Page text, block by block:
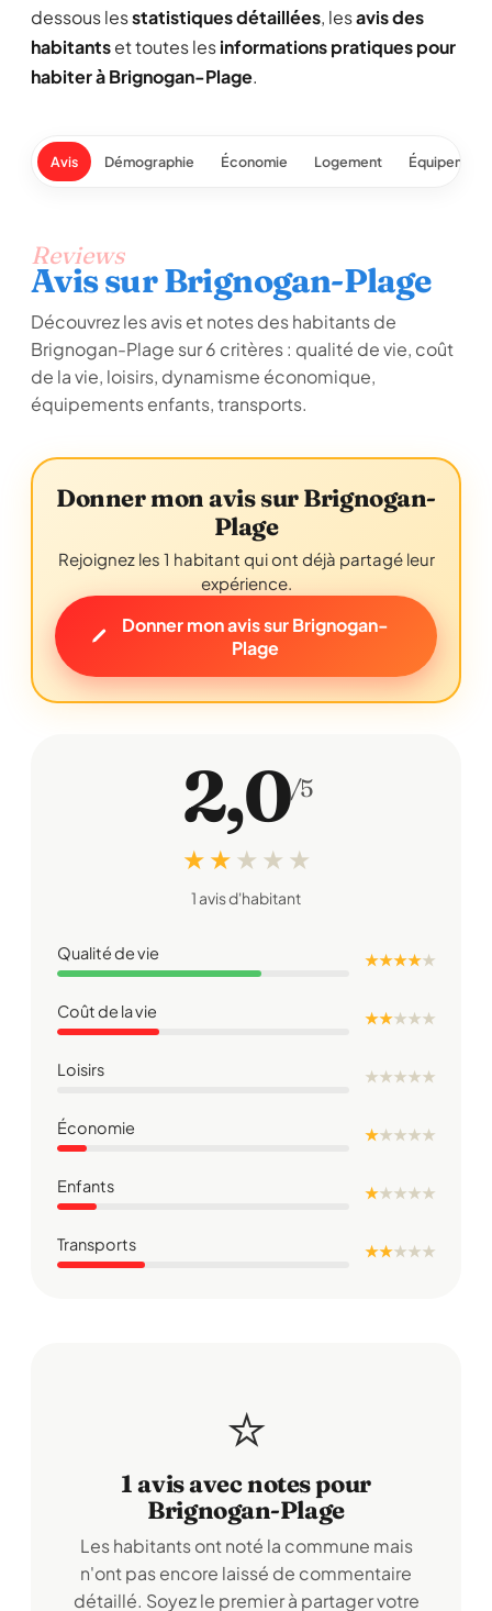
dessous lesstatistiques détaillées, lesavis des
habitantset toutes lesinformations pratiques pour
habiter à Brignogan-Plage.
Avis Démographie Économie Logement
Reviews
Avis sur Brignogan-Plage
Découvrez les avis et notes des habitants de
Brignogan-Plage sur 6 critères : qualité de vie, coût
de la vie, loisirs, dynamisme économique,
équipements enfants, transports.
Donner mon avis sur Brignogan-
Plage
Rejoignez les 1 habitant qui ont déjà partagé leur
expérience.
Donner mon avis sur Brignogan-
Plage
2,0/5
★ ★ ★ ★ ★
1 avis d'habitant
Qualité de vie ★ ★ ★ ★★
Coût de la vie ★ ★★★★
Loisirs ★★★★★
Économie ★★★★★
Enfants ★★★★★
Transports ★ ★★★★
⭐
1 avis avec notes pour
Brignogan-Plage
Les habitants ont noté la commune mais
n'ont pas encore laissé de commentaire
détaillé. Soyez le premier à partager votre